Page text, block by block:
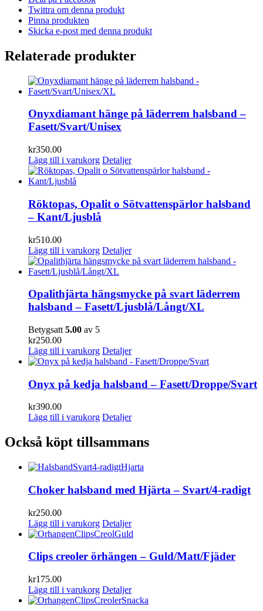
Twittra om denna produkt
Pinna produkten
Skicka e-post med denna produkt
Relaterade produkter
Onyxdiamant hänge på läderrem halsband –
Fasett/Svart/Unisex
kr350.00
Lägg till i varukorg Detaljer
Röktopas, Opalit o Sötvattenspärlor halsband
– Kant/Ljusblå
kr510.00
Lägg till i varukorg Detaljer
Opalithjärta hängsmycke på svart läderrem
halsband – Fasett/Ljusblå/Långt/XL
Betygsatt 5.00 av 5
kr250.00
Lägg till i varukorg Detaljer
Onyx på kedja halsband – Fasett/Droppe/Svart
kr390.00
Lägg till i varukorg Detaljer
Också köpt tillsammans
Choker halsband med Hjärta – Svart/4-radigt
kr250.00
Lägg till i varukorg Detaljer
Clips creoler örhängen – Guld/Matt/Fjäder
kr175.00
Lägg till i varukorg Detaljer